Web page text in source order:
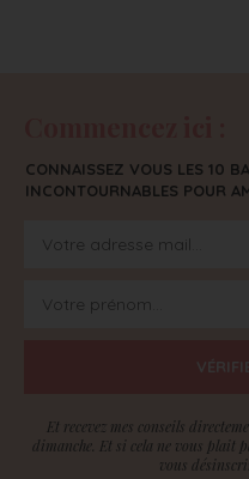
CONNAISSEZ VOUS LES 10
INCONTOURNABLES POUR
Et recevez mes conseils
dimanche. Et si cela ne vous plait
vous